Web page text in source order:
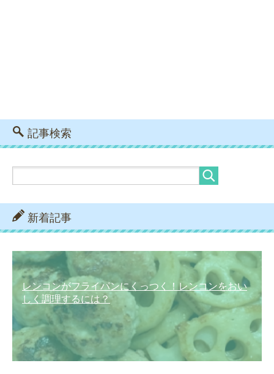
記事検索
新着記事
レンコンがフライパンにくっつく！レンコンをおい
しく調理するには？